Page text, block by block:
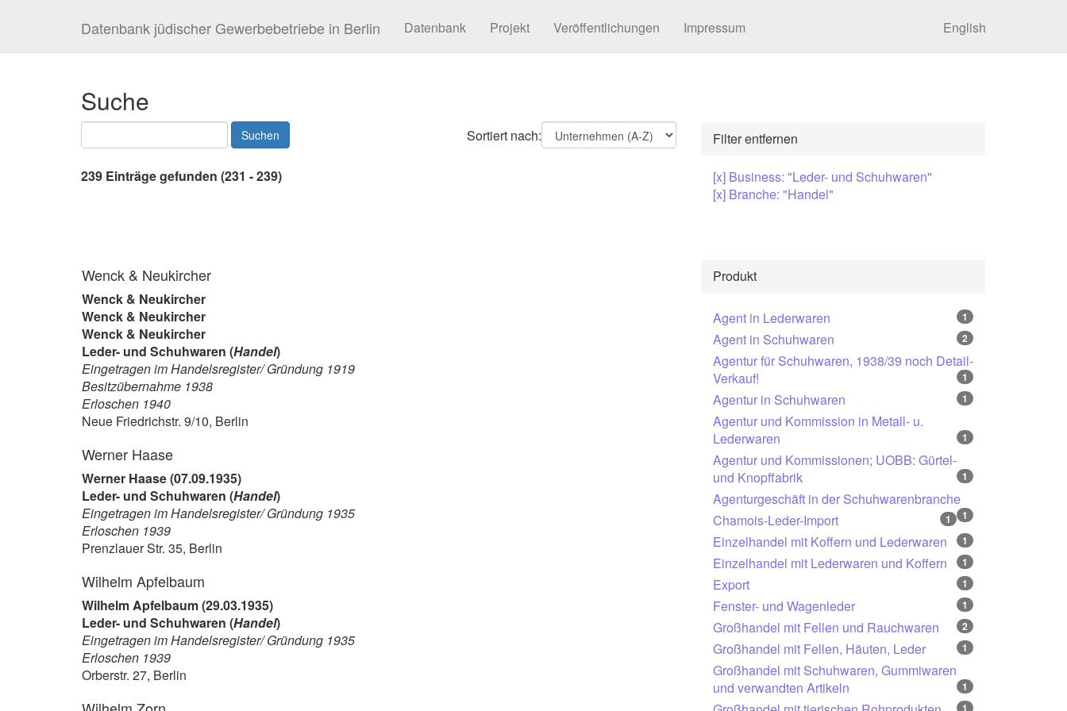
Datenbank jüdischer Gewerbebetriebe in Berlin Datenbank Projekt Veröffentlichungen Impressum English
Suche
Sortiert nach:
239 Einträge gefunden (231 - 239)
Filter entfernen
[x] Business: "Leder- und Schuhwaren"
[x] Branche: "Handel"
Wenck & Neukircher
Wenck & Neukircher
Wenck & Neukircher
Wenck & Neukircher
Leder- und Schuhwaren (Handel)
Eingetragen im Handelsregister/ Gründung 1919
Besitzübernahme 1938
Erloschen 1940
Neue Friedrichstr. 9/10, Berlin
Werner Haase
Werner Haase (07.09.1935)
Leder- und Schuhwaren (Handel)
Eingetragen im Handelsregister/ Gründung 1935
Erloschen 1939
Prenzlauer Str. 35, Berlin
Wilhelm Apfelbaum
Wilhelm Apfelbaum (29.03.1935)
Leder- und Schuhwaren (Handel)
Eingetragen im Handelsregister/ Gründung 1935
Erloschen 1939
Orberstr. 27, Berlin
Produkt
Agent in Lederwaren 1
Agent in Schuhwaren 2
Agentur für Schuhwaren, 1938/39 noch Detail-
Verkauf!
1
Agentur in Schuhwaren 1
Agentur und Kommission in Metall- u.
Lederwaren
1
Agentur und Kommissionen; UOBB: Gürtel-
und Knopffabrik
1
Agenturgeschäft in der Schuhwarenbranche
1
Chamois-Leder-Import 1
Einzelhandel mit Koffern und Lederwaren 1
Einzelhandel mit Lederwaren und Koffern 1
Export 1
Fenster- und Wagenleder 1
Großhandel mit Fellen und Rauchwaren 2
Großhandel mit Fellen, Häuten, Leder 1
Großhandel mit Schuhwaren, Gummiwaren
und verwandten Artikeln
1
1